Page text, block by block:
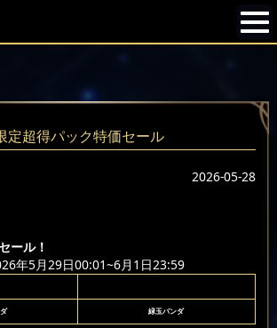
定超得パック特価セール
2026-05-28
ール！
年5月29日00:01~6月1日23:59
緑玉パンダ